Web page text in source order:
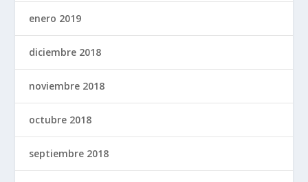
enero 2019
diciembre 2018
noviembre 2018
octubre 2018
septiembre 2018